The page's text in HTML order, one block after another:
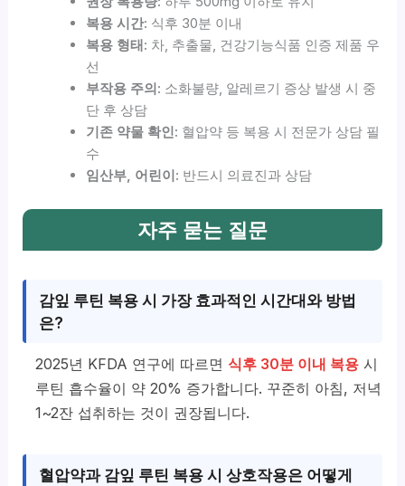
복용 시간: 식후 30분 이내
복용 형태: 차, 추출물, 건강기능식품 인증 제품 우
선
부작용 주의: 소화불량, 알레르기 증상 발생 시 중
단 후 상담
기존 약물 확인: 혈압약 등 복용 시 전문가 상담 필
수
임산부, 어린이: 반드시 의료진과 상담
자주 묻는 질문
감잎 루틴 복용 시 가장 효과적인 시간대와 방법
은?
2025년 KFDA 연구에 따르면 식후 30분 이내 복용 시
루틴 흡수율이 약 20% 증가합니다. 꾸준히 아침, 저녁
1~2잔 섭취하는 것이 권장됩니다.
혈압약과 감잎 루틴 복용 시 상호작용은 어떻게